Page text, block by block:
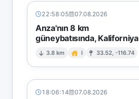
22:58:05 07.08.2026
Anza'nın 8 km
güneybatısında, Kaliforniya
3.8 km I 33.52, -116.74
18:06:14 07.08.2026